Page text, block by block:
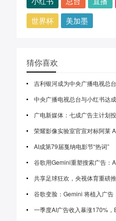
世界杯
美加墨
猜你喜欢
吉利银河成为中央广播电视总
中央广播电视总台与小红书达
广电新媒体：七成广告主计划
荣耀影像实验室官宣对标阿莱
AI成第79届戛纳电影节“热词”
谷歌用Gemini重塑搜索广告：
共享足球狂欢，央视体育重磅
谷歌变脸：Gemini 将植入广告
一季度AI广告收入暴涨170%